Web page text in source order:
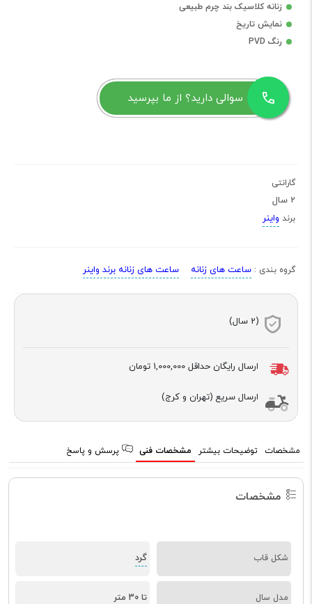
زنانه کلاسیک بند چرم طبیعی
نمایش تاریخ
رنگ PVD
سوالی دارید؟ از ما بپرسید
گارانتی
2 سال
برند واینر
گروه بندی : ساعت های زنانه ساعت های زنانه برند واینر
(2 سال)
ارسال رایگان حداقل 1,000,000 تومان
ارسال سریع (تهران و کرج)
مشخصات توضیحات بیشتر مشخصات فنی پرسش و پاسخ
مشخصات
شکل قاب گرد
مدل سال تا 30 متر